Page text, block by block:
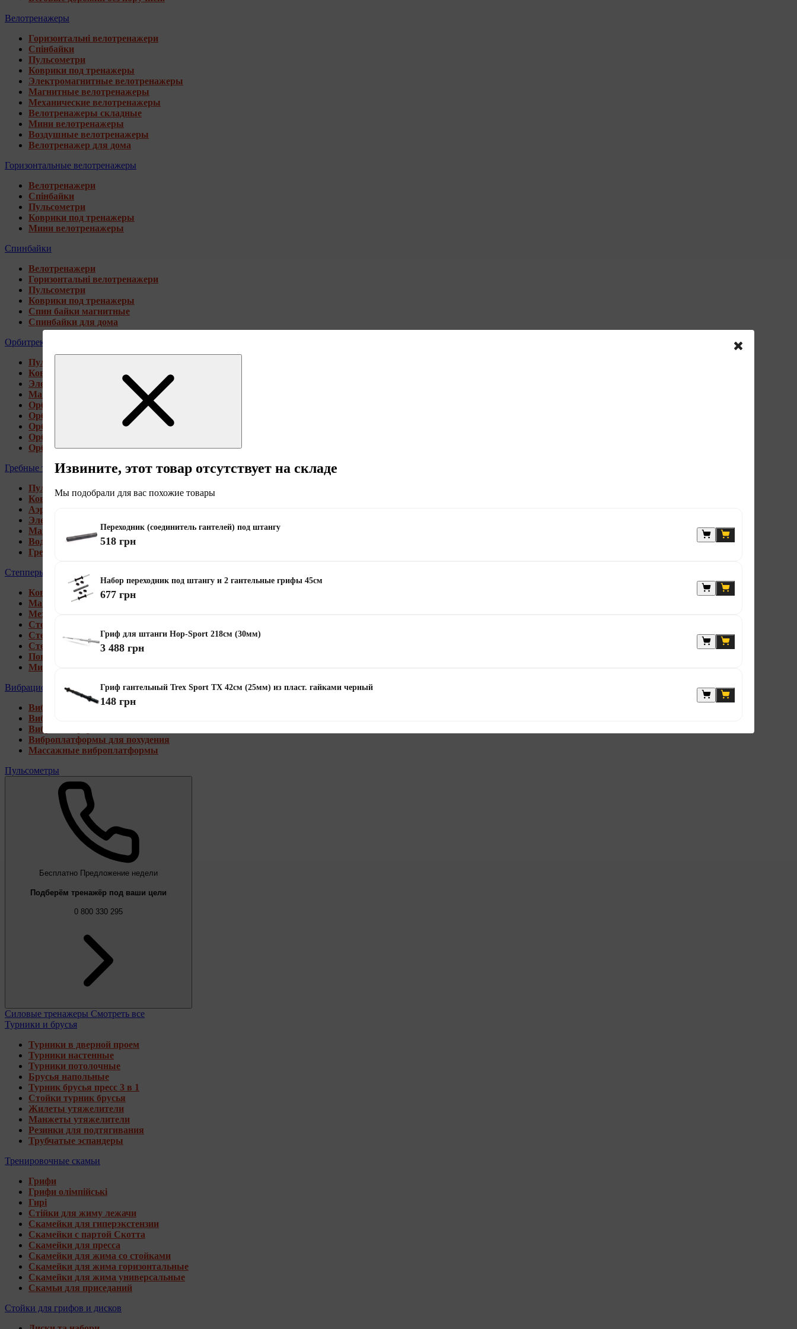
Велотренажеры
Горизонтальні велотренажери
Спінбайки
Пульсометри
Коврики под тренажеры
Электромагнитные велотренажеры
Магнитные велотренажеры
Механические велотренажеры
Велотренажеры складные
Мини велотренажеры
Воздушные велотренажеры
Велотренажер для дома
Горизонтальные велотренажеры
Велотренажери
Спінбайки
Пульсометри
Коврики под тренажеры
Мини велотренажеры
Спинбайки
Велотренажери
Горизонтальні велотренажери
Пульсометри
Коврики под тренажеры
Спин байки магнитные
Спинбайки для дома
Орбитреки
Пульсометри
Коврики под тренажеры
Электромагнитные орбитреки
Магнитные орбитреки
Орбитреки переднеприводные
Орбитреки заднеприводные
Орбитреки для высоких пользователей
Орбитреки генераторные
Орбитреки для дома
Гребные тренажеры
Пульсометри
Коврики под тренажеры
Аэромагнитные гребные тренажеры
Электромагнитные гребные тренажеры
Магнитные гребные тренажеры
Водные гребные тренажеры
Гребные тренажеры для дома
Степперы
Коврики под тренажеры
Магнитные степперы
Механические степперы
Степперы со стойкой
Степперы с эспандерами
Степперы с рукоятками
Поворотные степперы
Мини степперы
Вибрационные платформы
Виброплатформы для дома
Виброплатформы 4D
Виброплатформы 3D
Виброплатформы для похудения
Массажные виброплатформы
Пульсометры
Бесплатно Предложение недели
Подберём тренажёр под ваши цели
0 800 330 295
Силовые тренажеры Смотреть все
Турники и брусья
Турники в дверной проем
Турники настенные
Турники потолочные
Брусья напольные
Турник брусья пресс 3 в 1
Стойки турник брусья
Жилеты утяжелители
Манжеты утяжелители
Резинки для подтягивания
Трубчатые эспандеры
Тренировочные скамьи
Грифи
Грифи олімпійські
Гирі
Стійки для жиму лежачи
Скамейки для гиперэкстензии
Скамейки с партой Скотта
Скамейки для пресса
Скамейки для жима со стойками
Скамейки для жима горизонтальные
Скамейки для жима универсальные
Скамьи для приседаний
Стойки для грифов и дисков
Извините, этот товар отсутствует на складе
Мы подобрали для вас похожие товары
Переходник (соединитель гантелей) под штангу
518 грн
Набор переходник под штангу и 2 гантельные грифы 45см
677 грн
Гриф для штанги Hop-Sport 218см (30мм)
3 488 грн
Гриф гантельный Trex Sport TX 42см (25мм) из пласт. гайками черный
148 грн